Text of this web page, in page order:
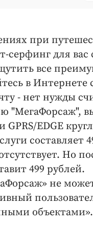
при
серфинг для
все
в Интернете
- нет нужды
"МегаФорсаж",
EDGE
составляет
Но
499 рублей.
не
объектами».